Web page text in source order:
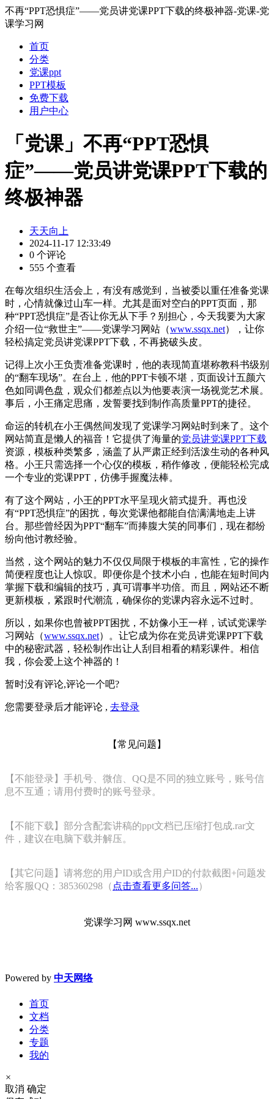
不再“PPT恐惧症”——党员讲党课PPT下载的终极神器-党课-党
课学习网
首页
分类
党课ppt
PPT模板
免费下载
用户中心
「党课」不再“PPT恐惧
症”——党员讲党课PPT下载的
终极神器
天天向上
2024-11-17 12:33:49
0 个评论
555 个查看
在每次组织生活会上，有没有感觉到，当被委以重任准备党课
时，心情就像过山车一样。尤其是面对空白的PPT页面，那
种“PPT恐惧症”是否让你无从下手？别担心，今天我要为大家
介绍一位“救世主”——党课学习网站（www.ssqx.net），让你
轻松搞定党员讲党课PPT下载，不再挠破头皮。
记得上次小王负责准备党课时，他的表现简直堪称教科书级别
的“翻车现场”。在台上，他的PPT卡顿不堪，页面设计五颜六
色如同调色盘，观众们都差点以为他要表演一场视觉艺术展。
事后，小王痛定思痛，发誓要找到制作高质量PPT的捷径。
命运的转机在小王偶然间发现了党课学习网站时到来了。这个
网站简直是懒人的福音！它提供了海量的党员讲党课PPT下载
资源，模板种类繁多，涵盖了从严肃正经到活泼生动的各种风
格。小王只需选择一个心仪的模板，稍作修改，便能轻松完成
一个专业的党课PPT，仿佛手握魔法棒。
有了这个网站，小王的PPT水平呈现火箭式提升。再也没
有“PPT恐惧症”的困扰，每次党课他都能自信满满地走上讲
台。那些曾经因为PPT“翻车”而捧腹大笑的同事们，现在都纷
纷向他讨教经验。
当然，这个网站的魅力不仅仅局限于模板的丰富性，它的操作
简便程度也让人惊叹。即便你是个技术小白，也能在短时间内
掌握下载和编辑的技巧，真可谓事半功倍。而且，网站还不断
更新模板，紧跟时代潮流，确保你的党课内容永远不过时。
所以，如果你也曾被PPT困扰，不妨像小王一样，试试党课学
习网站（www.ssqx.net）。让它成为你在党员讲党课PPT下载
中的秘密武器，轻松制作出让人刮目相看的精彩课件。相信
我，你会爱上这个神器的！
暂时没有评论,评论一个吧?
您需要登录后才能评论 , 去登录
【常见问题】
【不能登录】手机号、微信、QQ是不同的独立账号，账号信
息不互通；请用付费时的账号登录。
【不能下载】部分含配套讲稿的ppt文档已压缩打包成.rar文
件，建议在电脑下载并解压。
【其它问题】请将您的用户ID或含用户ID的付款截图+问题发
给客服QQ：385360298（ 点击查看更多问答...）
党课学习网 www.ssqx.net
Powered by 中天网络
首页
文档
分类
专题
我的
×
取消 确定